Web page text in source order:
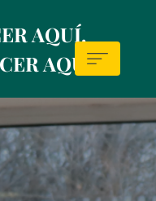
AQUÍ,
AQUÍ.